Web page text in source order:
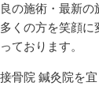
の施術・最新の
くの方を笑顔に
ております。
骨院 鍼灸院を